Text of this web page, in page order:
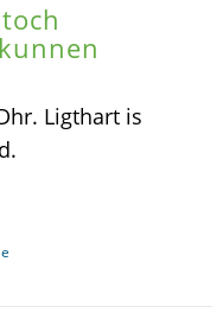
Ligthart is